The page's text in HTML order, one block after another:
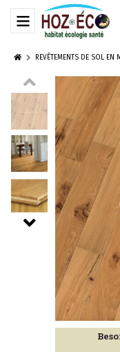
REVÊTEMENTS DE SOL